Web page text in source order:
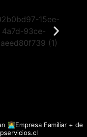
👩‍💻Empresa Familiar + de